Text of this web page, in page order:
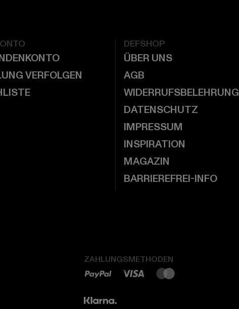
VERFOLGEN
DEFSHOP
ÜBER UNS
AGB
WIDERRUFSBELEHRUNG
DATENSCHUTZ
IMPRESSUM
INSPIRATION
MAGAZIN
BARRIEREFREI-INFO
ZAHLUNGSMETHODEN